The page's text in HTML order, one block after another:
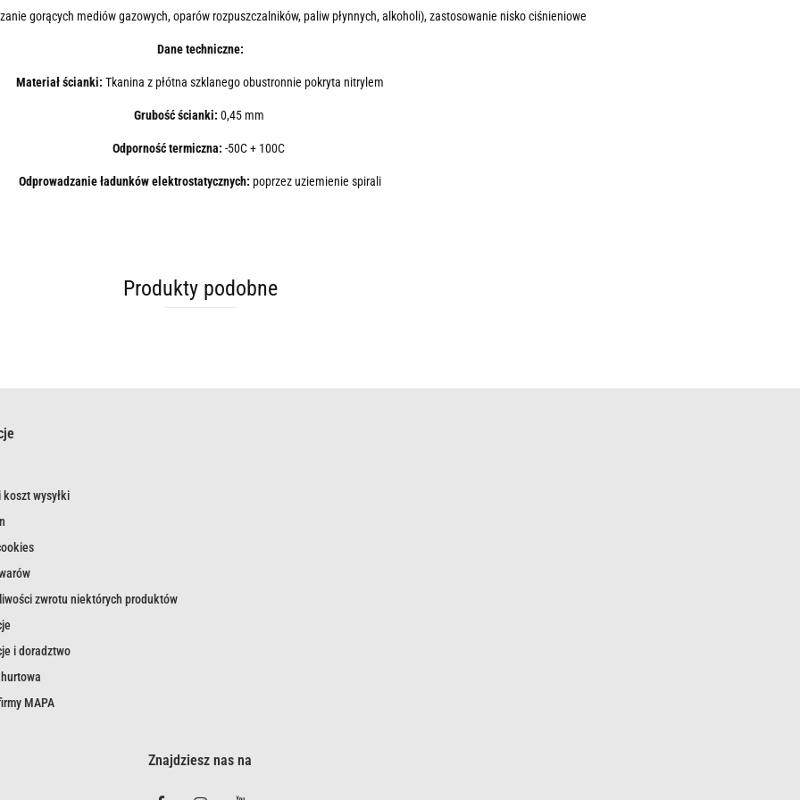
gorących mediów gazowych, oparów rozpuszczalników, paliw płynnych, alkoholi), zastosowanie nisko ciśnieniowe
Dane techniczne:
Materiał ścianki: Tkanina z płótna szklanego obustronnie pokryta nitrylem
Grubość ścianki: 0,45 mm
Odporność termiczna: -50C + 100C
Odprowadzanie ładunków elektrostatycznych: poprzez uziemienie spirali
Produkty podobne
wysyłki
zwrotu niektórych produktów
i doradztwo
MAPA
Znajdziesz nas na